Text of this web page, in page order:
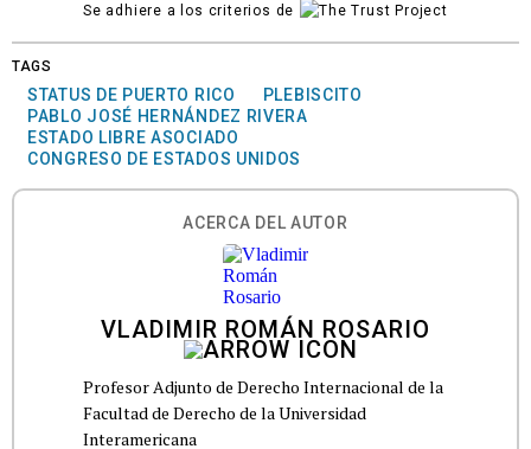
Se adhiere a los criterios de
TAGS
STATUS DE PUERTO RICO
PLEBISCITO
PABLO JOSÉ HERNÁNDEZ RIVERA
ESTADO LIBRE ASOCIADO
CONGRESO DE ESTADOS UNIDOS
ACERCA DEL AUTOR
VLADIMIR ROMÁN ROSARIO
Profesor Adjunto de Derecho Internacional de la
Facultad de Derecho de la Universidad
Interamericana